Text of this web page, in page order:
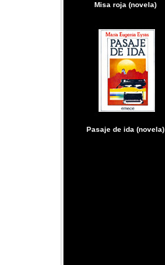
Misa roja (novela)
Pasaje de ida (novela)